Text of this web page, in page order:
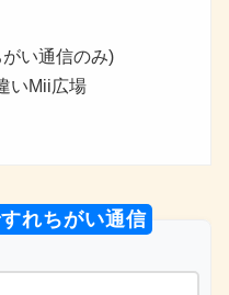
い通信のみ)
いMii広場
れちがい通信